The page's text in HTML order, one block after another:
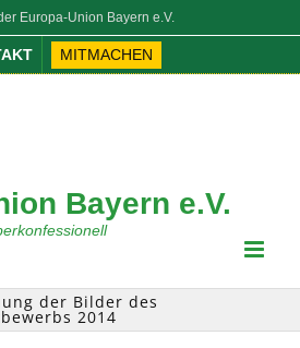
Europa-Union Bayern e.V.
MITMACHEN
Bayern e.V.
der Bilder des
2014